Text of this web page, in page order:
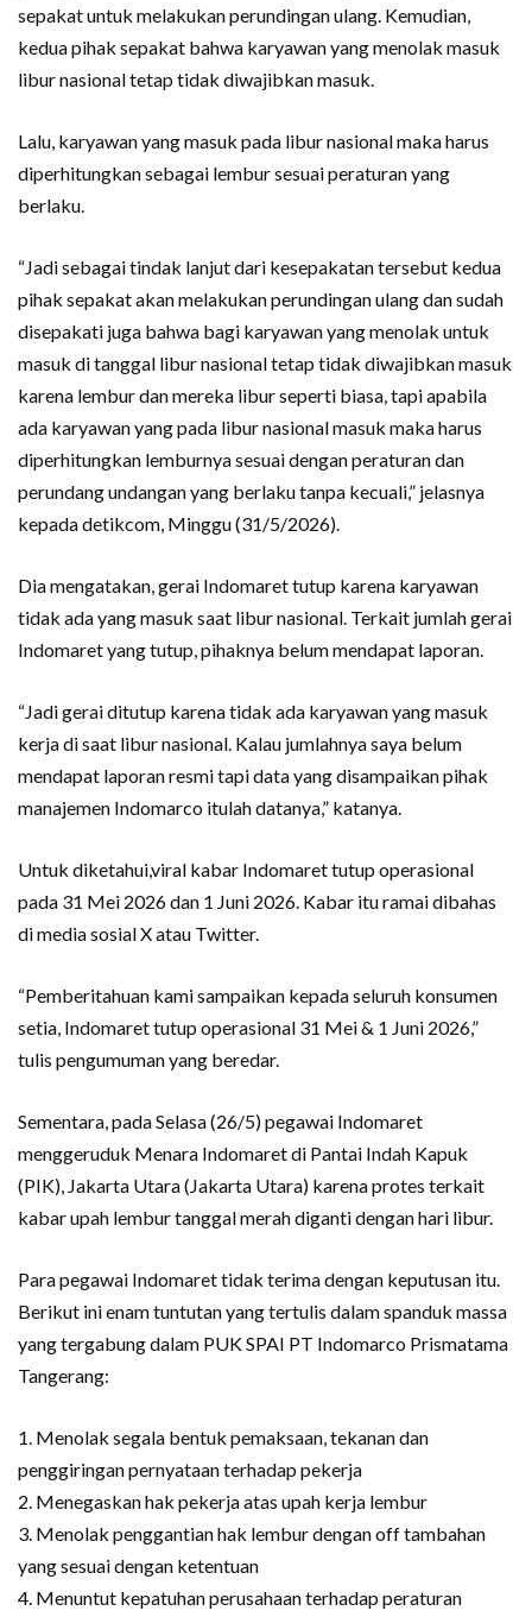
sepakat untuk melakukan perundingan ulang. Kemudian,
kedua pihak sepakat bahwa karyawan yang menolak masuk
libur nasional tetap tidak diwajibkan masuk.
Lalu, karyawan yang masuk pada libur nasional maka harus
diperhitungkan sebagai lembur sesuai peraturan yang
berlaku.
“Jadi sebagai tindak lanjut dari kesepakatan tersebut kedua
pihak sepakat akan melakukan perundingan ulang dan sudah
disepakati juga bahwa bagi karyawan yang menolak untuk
masuk di tanggal libur nasional tetap tidak diwajibkan masuk
karena lembur dan mereka libur seperti biasa, tapi apabila
ada karyawan yang pada libur nasional masuk maka harus
diperhitungkan lemburnya sesuai dengan peraturan dan
perundang undangan yang berlaku tanpa kecuali,” jelasnya
kepada detikcom, Minggu (31/5/2026).
Dia mengatakan, gerai Indomaret tutup karena karyawan
tidak ada yang masuk saat libur nasional. Terkait jumlah gerai
Indomaret yang tutup, pihaknya belum mendapat laporan.
“Jadi gerai ditutup karena tidak ada karyawan yang masuk
kerja di saat libur nasional. Kalau jumlahnya saya belum
mendapat laporan resmi tapi data yang disampaikan pihak
manajemen Indomarco itulah datanya,” katanya.
Untuk diketahui,viral kabar Indomaret tutup operasional
pada 31 Mei 2026 dan 1 Juni 2026. Kabar itu ramai dibahas
di media sosial X atau Twitter.
“Pemberitahuan kami sampaikan kepada seluruh konsumen
setia, Indomaret tutup operasional 31 Mei & 1 Juni 2026,”
tulis pengumuman yang beredar.
Sementara, pada Selasa (26/5) pegawai Indomaret
menggeruduk Menara Indomaret di Pantai Indah Kapuk
(PIK), Jakarta Utara (Jakarta Utara) karena protes terkait
kabar upah lembur tanggal merah diganti dengan hari libur.
Para pegawai Indomaret tidak terima dengan keputusan itu.
Berikut ini enam tuntutan yang tertulis dalam spanduk massa
yang tergabung dalam PUK SPAI PT Indomarco Prismatama
Tangerang:
1. Menolak segala bentuk pemaksaan, tekanan dan
penggiringan pernyataan terhadap pekerja
2. Menegaskan hak pekerja atas upah kerja lembur
3. ⁠Menolak penggantian hak lembur dengan off tambahan
yang sesuai dengan ketentuan
4. Menuntut kepatuhan perusahaan terhadap peraturan